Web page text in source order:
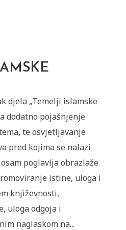
djela „Temelji islamske
dodatno pojašnjenje
te osvjetljavanje
pred kojima se nalazi
poglavlja obrazlaže
istine, uloga i
književnosti,
uloga odgoja i
naglaskom na...